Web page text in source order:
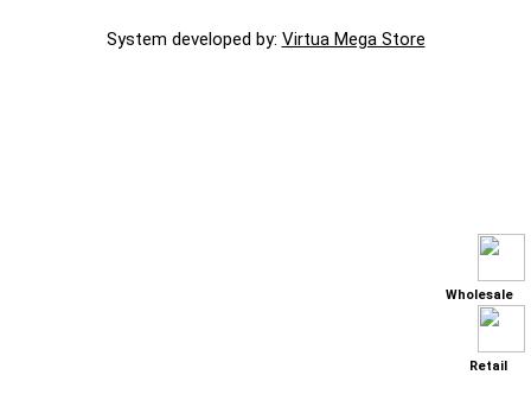
System developed by: Virtua Mega Store
Retail
Wholesale